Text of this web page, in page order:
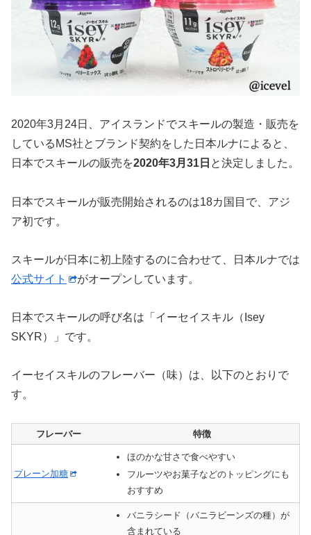
2020年3月24日、アイスランドでスキールの製造・販売を
しているMS社とブランド契約をした日本ルナによると、
日本でスキールの販売を2020年3月31日 と決定しました。
日本でスキールが販売開始されるのは18カ国目で、アジ
ア初です。
スキールが日本に初上陸するのに合わせて、日本ルナでは
公式サイト
がオープンしています。
日本でスキールの呼び名は「イーセイスキル（Isey
SKYR）」です。
イーセイスキルのフレーバー（味）は、以下のとおりで
す。
フレーバー 特徴
プレーン加糖
ほのかな甘さで食べやすい
フルーツやお菓子などのトッピングにも
おすすめ
バニラシード（バニラビーンズの種）が
含まれている